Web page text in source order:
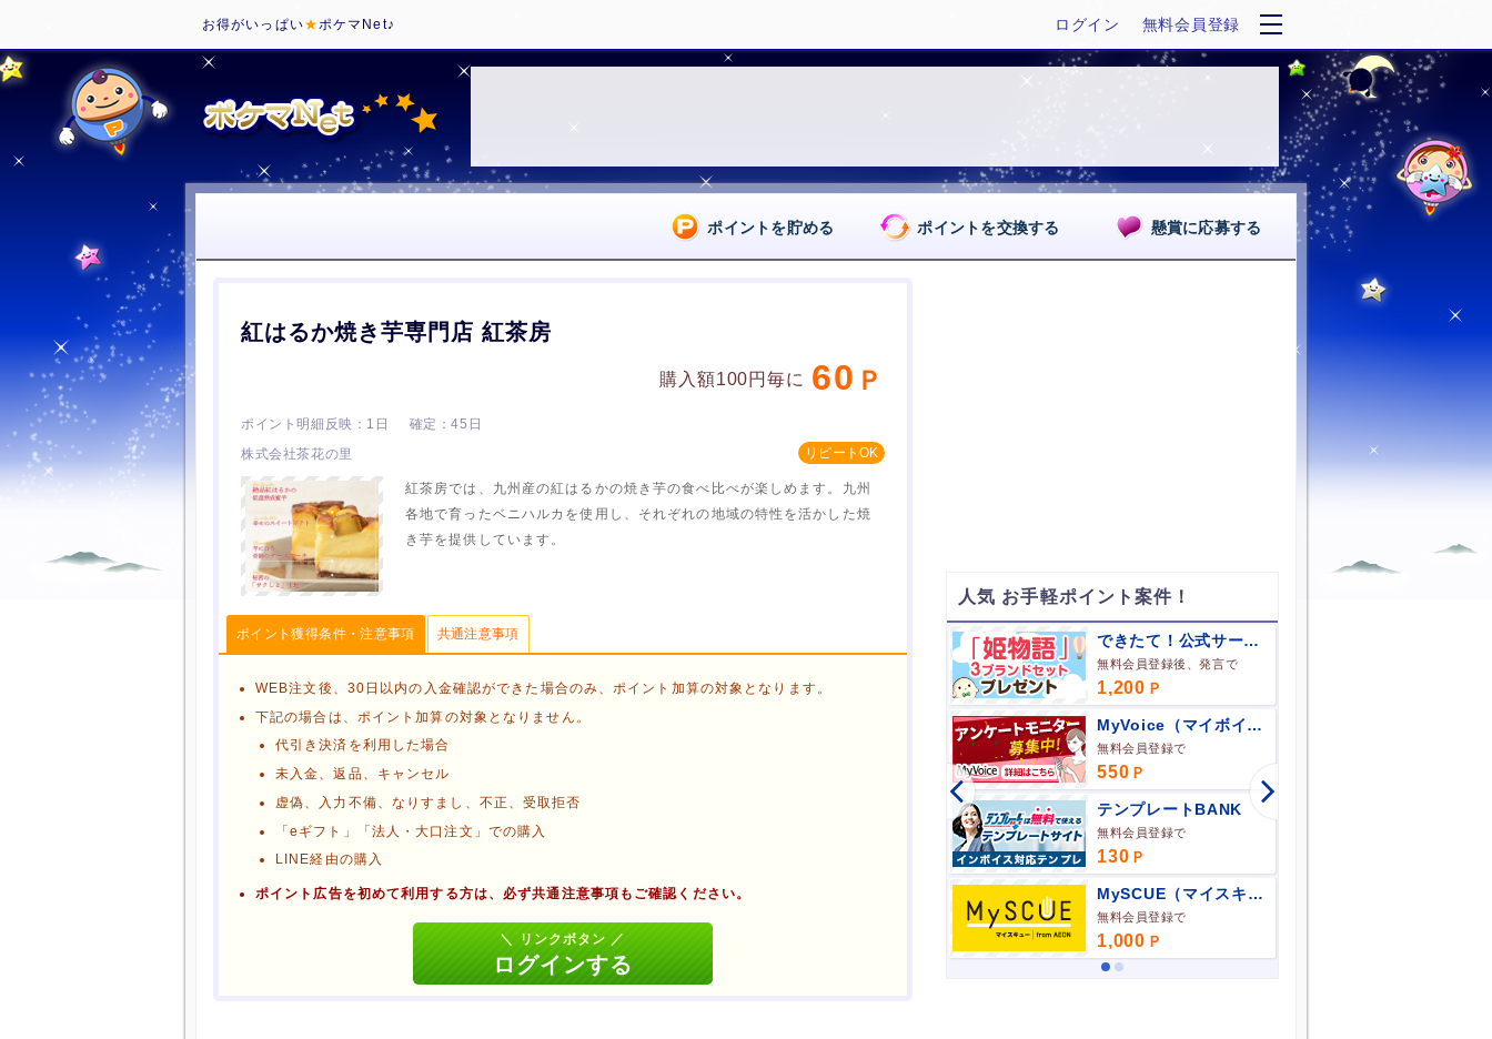
お得がいっぱい★ポケマNet♪ ログイン 無料会員登録
ポイントを貯める ポイントを交換する 懸賞に応募する
紅はるか焼き芋専門店 紅茶房
購入額100円毎に 60
1日
45日
株式会社茶花の里
紅茶房では、九州産の紅はるかの焼き芋の食べ比べが楽しめます。九州
各地で育ったベニハルカを使用し、それぞれの地域の特性を活かした焼
き芋を提供しています。
ポイント獲得条件・注意事項 共通注意事項
WEB注文後、30日以内の入金確認ができた場合のみ、ポイント加算の対象となります。
下記の場合は、ポイント加算の対象となりません。
代引き決済を利用した場合
未入金、返品、キャンセル
虚偽、入力不備、なりすまし、不正、受取拒否
「eギフト」「法人・大口注文」での購入
LINE経由の購入
ポイント広告を初めて利用する方は、必ず共通注意事項もご確認ください。
ブラウザのクッキー情報を削除する
人気 お手軽ポイント案件！
270
750
できたて！公式サークル館
無料会員登録後、発言で
1,200
MyVoice（マイボイス）
無料会員登録で
550
テンプレートBANK
無料会員登録で
130
MySCUE（マイスキュー）
無料会員登録で
1,000